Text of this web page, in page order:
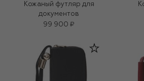
Кожаный футляр для
документов
99 900 ₽